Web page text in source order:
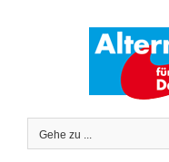
Gehe zu ...